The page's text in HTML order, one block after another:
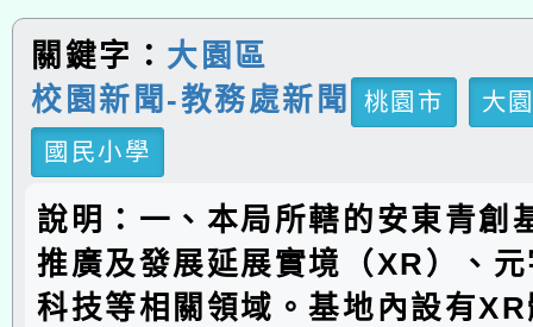
關鍵字： 大園區
校園新聞-教務處新聞
桃園市
大
國民小學
說明：一、本局所轄的安東青創
推廣及發展延展實境（XR）、
科技等相關領域。基地內設有